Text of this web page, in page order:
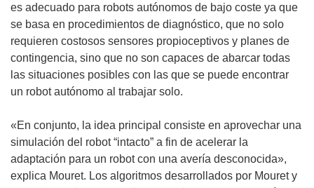
a
es adecuado para robots autónomos de bajo coste ya que
se basa en procedimientos de diagnóstico, que no solo
requieren costosos sensores propioceptivos y planes de
contingencia, sino que no son capaces de abarcar todas
las situaciones posibles con las que se puede encontrar
un robot autónomo al trabajar solo.
«En conjunto, la idea principal consiste en aprovechar una
simulación del robot “intacto” a fin de acelerar la
adaptación para un robot con una avería desconocida»,
explica Mouret. Los algoritmos desarrollados por Mouret y